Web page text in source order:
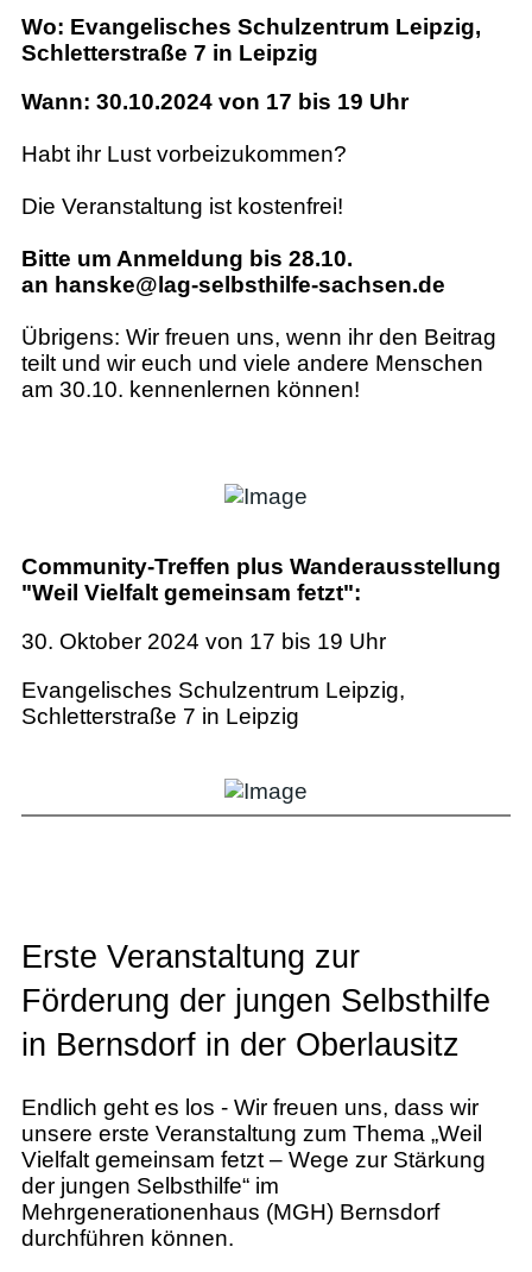
Wo: Evangelisches Schulzentrum Leipzig,
Schletterstraße 7 in Leipzig
Wann: 30.10.2024 von 17 bis 19 Uhr
Habt ihr Lust vorbeizukommen?
Die Veranstaltung ist kostenfrei!
Bitte um Anmeldung bis 28.10.
an hanske@lag-selbsthilfe-sachsen.de
Übrigens: Wir freuen uns, wenn ihr den Beitrag
teilt und wir euch und viele andere Menschen
am 30.10. kennenlernen können!
Community-Treffen plus Wanderausstellung
"Weil Vielfalt gemeinsam fetzt":
30. Oktober 2024 von 17 bis 19 Uhr
Evangelisches Schulzentrum Leipzig,
Schletterstraße 7 in Leipzig
Erste Veranstaltung zur
Förderung der jungen Selbsthilfe
in Bernsdorf in der Oberlausitz
Endlich geht es los - Wir freuen uns, dass wir
unsere erste Veranstaltung zum Thema „Weil
Vielfalt gemeinsam fetzt – Wege zur Stärkung
der jungen Selbsthilfe“ im
Mehrgenerationenhaus (MGH) Bernsdorf
durchführen können.